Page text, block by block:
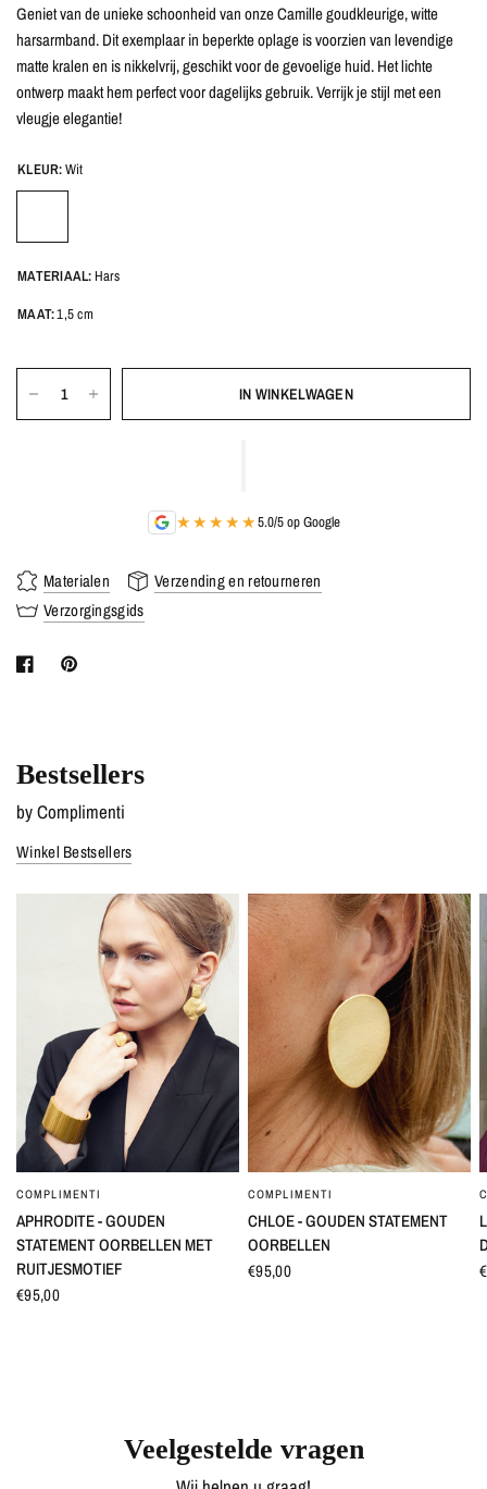
Geniet van de unieke schoonheid van onze Camille goudkleurige, witte
harsarmband. Dit exemplaar in beperkte oplage is voorzien van levendige
matte kralen en is nikkelvrij, geschikt voor de gevoelige huid. Het lichte
ontwerp maakt hem perfect voor dagelijks gebruik. Verrijk je stijl met een
vleugje elegantie!
KLEUR:Wit
MATERIAAL: Hars
MAAT:1,5 cm
IN WINKELWAGEN
★★★★★5.0/5 op Google
Materialen
Verzending en retourneren
Verzorgingsgids
Bestsellers
by Complimenti
Winkel Bestsellers
SNEL BEKIJKEN
COMPLIMENTI
APHRODITE - GOUDEN
STATEMENT OORBELLEN MET
RUITJESMOTIEF
€95,00
SNEL BEKIJKEN
COMPLIMENTI
CHLOE - GOUDEN STATEMENT
OORBELLEN
€95,00
Veelgestelde vragen